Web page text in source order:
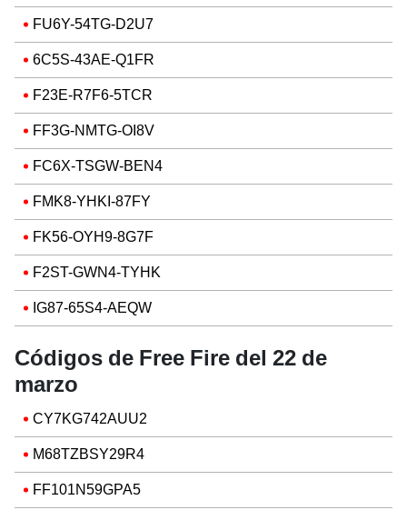
FU6Y-54TG-D2U7
6C5S-43AE-Q1FR
F23E-R7F6-5TCR
FF3G-NMTG-OI8V
FC6X-TSGW-BEN4
FMK8-YHKI-87FY
FK56-OYH9-8G7F
F2ST-GWN4-TYHK
IG87-65S4-AEQW
Códigos de Free Fire del 22 de
marzo
CY7KG742AUU2
M68TZBSY29R4
FF101N59GPA5